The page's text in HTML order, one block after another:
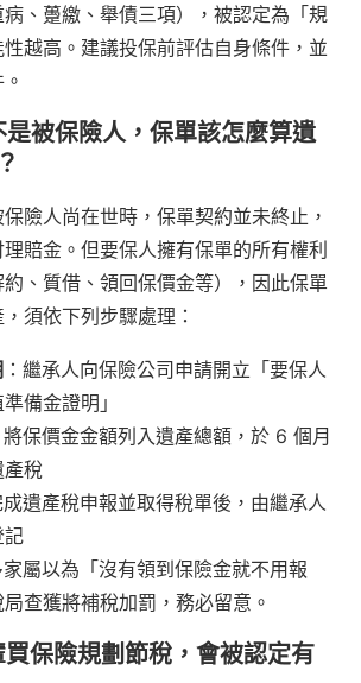
、躉繳、舉債三項），被認定為「規
越高。建議投保前評估自身條件，並
被保險人，保單該怎麼算遺
險人尚在世時，保單契約並未終止，
賠金。但要保人擁有保單的所有權利
約、質借、領回保價金等），因此保單
須依下列步驟處理：
：繼承人向保險公司申請開立「要保人
備金證明」
將保價金金額列入遺產總額，於 6 個月
稅
成遺產稅申報並取得稅單後，由繼承人
記
家屬以為「沒有領到保險金就不用報
查獲將補稅加罰，務必留意。
保險規劃節稅，會被認定有